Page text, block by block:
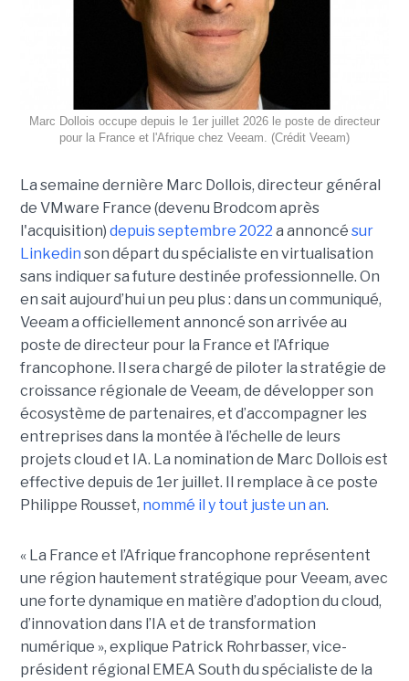
Marc Dollois occupe depuis le 1er juillet 2026 le poste de directeur
pour la France et l'Afrique chez Veeam. (Crédit Veeam)
La semaine dernière Marc Dollois, directeur général
de VMware France (devenu Brodcom après
l'acquisition) depuis septembre 2022 a annoncé sur
Linkedin son départ du spécialiste en virtualisation
sans indiquer sa future destinée professionnelle. On
en sait aujourd’hui un peu plus : dans un communiqué,
Veeam a officiellement annoncé son arrivée au
poste de directeur pour la France et l’Afrique
francophone. Il sera chargé de piloter la stratégie de
croissance régionale de Veeam, de développer son
écosystème de partenaires, et d’accompagner les
entreprises dans la montée à l’échelle de leurs
projets cloud et IA. La nomination de Marc Dollois est
effective depuis de 1er juillet. Il remplace à ce poste
Philippe Rousset, nommé il y tout juste un an.
« La France et l’Afrique francophone représentent
une région hautement stratégique pour Veeam, avec
une forte dynamique en matière d’adoption du cloud,
d’innovation dans l’IA et de transformation
numérique », explique Patrick Rohrbasser, vice-
président régional EMEA South du spécialiste de la